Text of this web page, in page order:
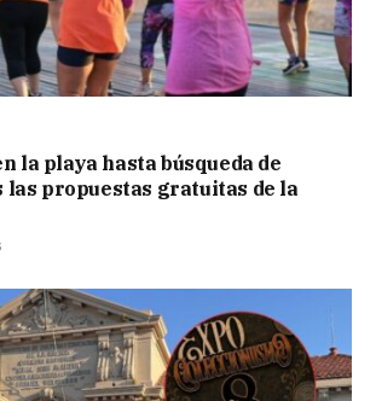
la playa hasta búsqueda de
las propuestas gratuitas de la